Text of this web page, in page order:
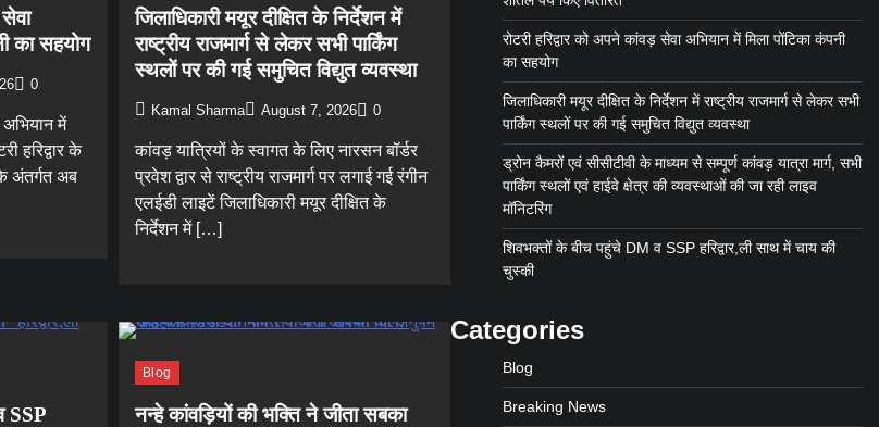
का सहयोग
0
अभियान में
हरिद्वार के
अंतर्गत अब
जिलाधिकारी मयूर दीक्षित के निर्देशन में
राष्ट्रीय राजमार्ग से लेकर सभी पार्किंग
स्थलों पर की गई समुचित विद्युत व्यवस्था
Kamal Sharma August 7, 2026 0
कांवड़ यात्रियों के स्वागत के लिए नारसन बॉर्डर
प्रवेश द्वार से राष्ट्रीय राजमार्ग पर लगाई गई रंगीन
एलईडी लाइटें जिलाधिकारी मयूर दीक्षित के
निर्देशन में […]
SSP
Blog
नन्हे कांवड़ियों की भक्ति ने जीता सबका
रोटरी हरिद्वार को अपने कांवड़ सेवा अभियान में मिला पोंटिका कंपनी
का सहयोग
जिलाधिकारी मयूर दीक्षित के निर्देशन में राष्ट्रीय राजमार्ग से लेकर सभी
पार्किंग स्थलों पर की गई समुचित विद्युत व्यवस्था
ड्रोन कैमरों एवं सीसीटीवी के माध्यम से सम्पूर्ण कांवड़ यात्रा मार्ग, सभी
पार्किंग स्थलों एवं हाईवे क्षेत्र की व्यवस्थाओं की जा रही लाइव
मॉनिटरिंग
शिवभक्तों के बीच पहुंचे DM व SSP हरिद्वार,ली साथ में चाय की
चुस्की
Categories
Blog
Breaking News